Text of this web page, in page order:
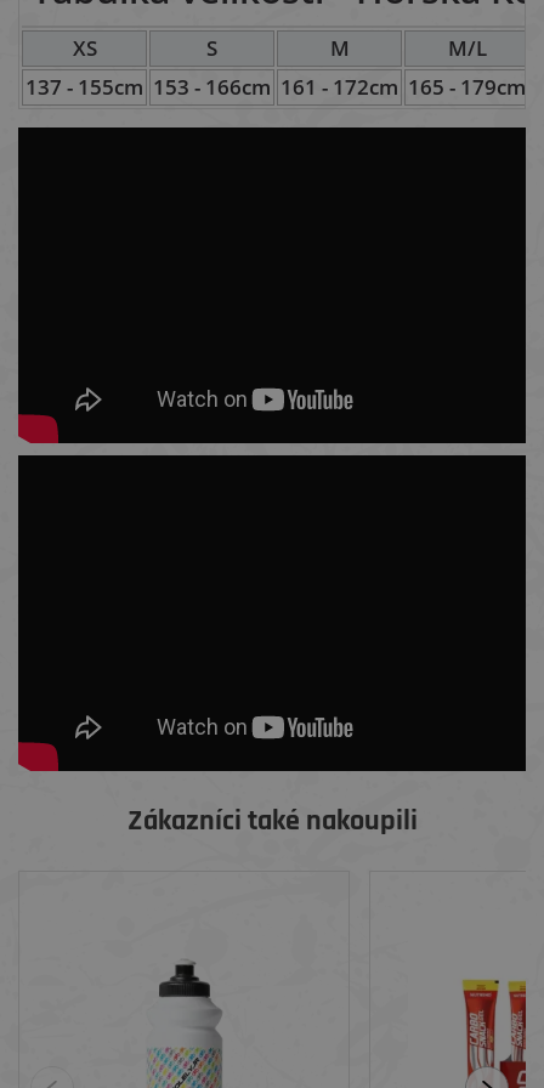
XS S M
M/L
137 - 155cm 153 - 166cm 161 - 172cm 165 - 179cm
Zákazníci také nakoupili